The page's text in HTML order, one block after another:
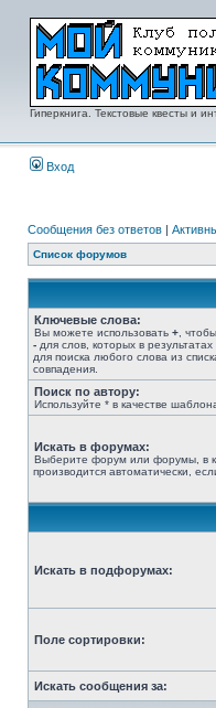
Гиперкнига. Текстовые квесты и
Вход
Сообщения без ответов |
Список форумов
Ключевые слова:
Вы можете использовать + ,
- для слов, которых в
для поиска любого слова из
совпадения.
Поиск по автору:
Используйте * в качестве
Искать в форумах:
Выберите форум или форумы, в
производится автоматически,
Искать в подфорумах:
Поле сортировки:
Искать сообщения за: